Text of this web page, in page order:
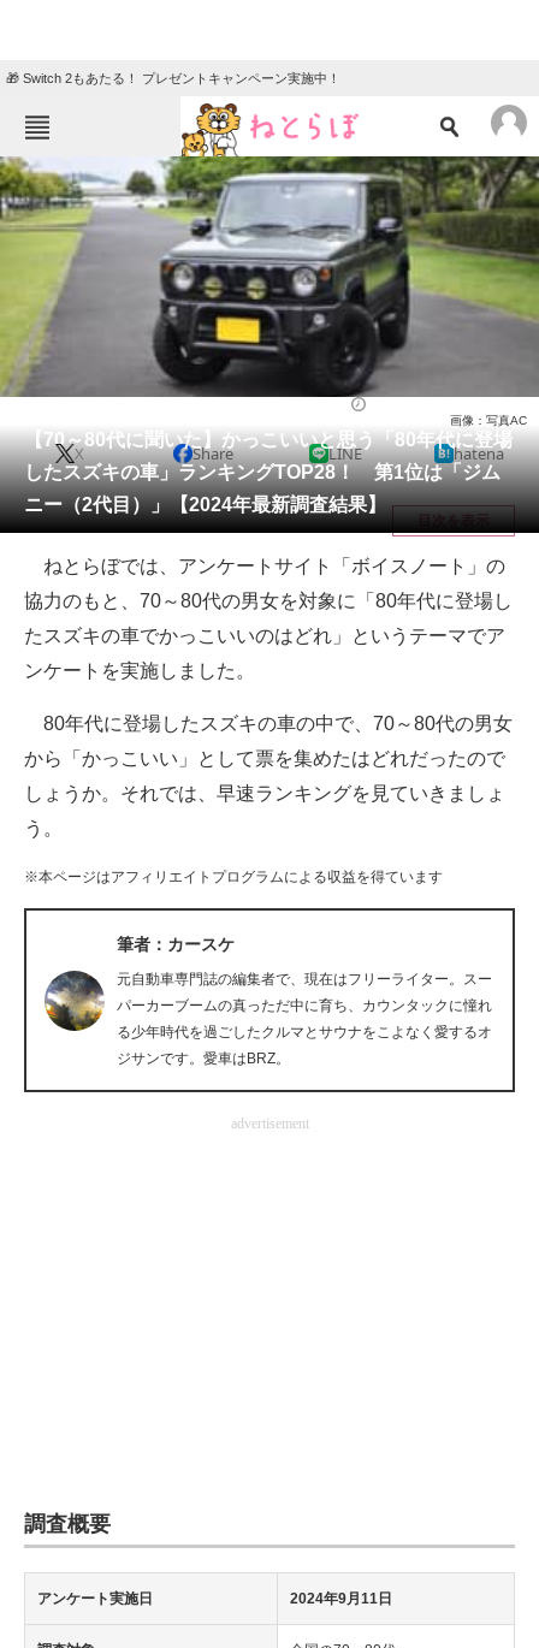
🎁 Switch 2もあたる！ プレゼントキャンペーン実施中！
ねとらぼメニュー
TOP ニュース
クイズ
地域
住まい 教育・育児
動物
会員記事
メディア
注目記事を集めた総合ページ
ITの今と未来を見通す
スマホと通信の最新トレンド
ビジネスと働き方のヒント
経営リーダーのコミュニティ
マーケ×ITの今がよく分かる
ITエンジニア向け専門サイト
ちょっと気になるネットの話題
【70～80代に聞いた】かっこいいと思う「80年代に登場
したスズキの車」ランキングTOP28！ 第1位は「ジム
ニー（2代目）」【2024年最新調査結果】
画像：写真AC
X Share LINE hatena
目次を表示
ねとらぼでは、アンケートサイト「ボイスノート」の
協力のもと、70～80代の男女を対象に「80年代に登場し
たスズキの車でかっこいいのはどれ」というテーマでア
ンケートを実施しました。
80年代に登場したスズキの車の中で、70～80代の男女
から「かっこいい」として票を集めたはどれだったので
しょうか。それでは、早速ランキングを見ていきましょ
う。
※本ページはアフィリエイトプログラムによる収益を得ています
筆者：カースケ
元自動車専門誌の編集者で、現在はフリーライター。スー
パーカーブームの真っただ中に育ち、カウンタックに憧れ
る少年時代を過ごしたクルマとサウナをこよなく愛するオ
ジサンです。愛車はBRZ。
advertisement
調査概要
アンケート実施日 2024年9月11日